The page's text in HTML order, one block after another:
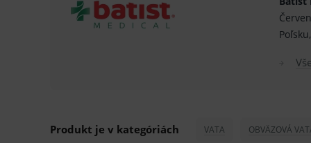
Produkt je v kategóriách VATA OBVÄZOVÁ
lastVisitedProducts